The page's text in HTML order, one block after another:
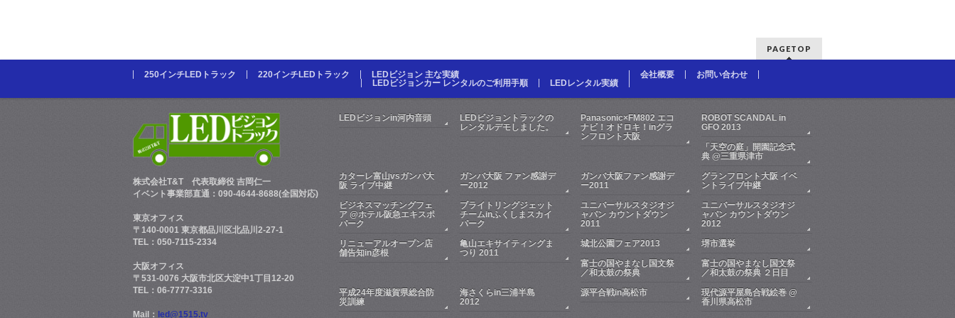
PAGETOP
250インチLEDトラック 220インチLEDトラック
LEDビジョン 主な実績
LEDビジョンカー レンタルのご利用手順
LEDレンタル実績
会社概要 お問い合わせ
株式会社T&T代表取締役 吉岡仁一
イベント事業部直通：090-4644-8688(全国対応)
東京オフィス
〒140-0001 東京都品川区北品川2-27-1
TEL：050-7115-2334
大阪オフィス
〒531-0076 大阪市北区大淀中1丁目12-20
TEL：06-7777-3316
Mail： led@1515.tv
LEDビジョンin河内音頭
LEDビジョントラックの
レンタルデモしました。
Panasonic×FM802 エコ
ナビ！オドロキ！inグラ
ンフロント大阪
ROBOT SCANDAL in
GFO 2013
「天空の庭」開園記念式
典 @三重県津市
カターレ富山vsガンバ大
阪 ライブ中継
ガンバ大阪 ファン感謝デ
ー2012
ガンバ大阪ファン感謝デ
ー2011
グランフロント大阪 イベ
ントライブ中継
ビジネスマッチングフェ
ア @ホテル阪急エキスポ
パーク
ブライトリングジェット
チームinふくしまスカイ
パーク
ユニバーサルスタジオジ
ャパン カウントダウン
2011
ユニバーサルスタジオジ
ャパン カウントダウン
2012
リニューアルオープン店
舗告知in彦根
亀山エキサイティングま
つり 2011
城北公園フェア2013
堺市選挙
富士の国やまなし国文祭
／和太鼓の祭典
富士の国やまなし国文祭
／和太鼓の祭典 ２日目
平成24年度滋賀県総合防
災訓練
海さくらin三浦半島
2012
源平合戦in高松市
現代源平屋島合戦絵巻 @
香川県高松市